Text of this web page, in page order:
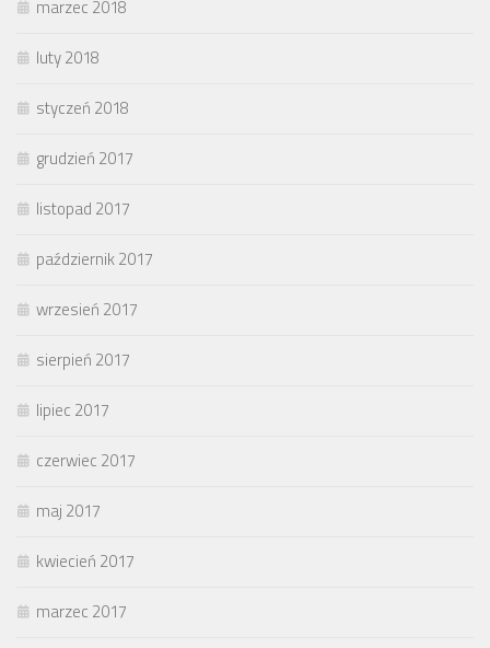
marzec 2018
luty 2018
styczeń 2018
grudzień 2017
listopad 2017
październik 2017
wrzesień 2017
sierpień 2017
lipiec 2017
czerwiec 2017
maj 2017
kwiecień 2017
marzec 2017